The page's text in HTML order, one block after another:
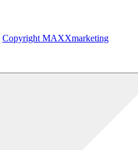
Copyright MAXXmarketing